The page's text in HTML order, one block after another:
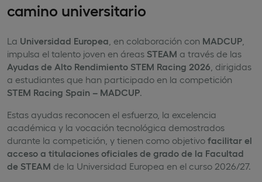
camino universitario
La Universidad Europea , en colaboración con MADCUP
impulsa el talento joven en áreas STEAM a través de las
Ayudas de Alto Rendimiento STEM Racing 2026 , dirigidas
a estudiantes que han participado en la competición
STEM Racing Spain – MADCUP.
Estas ayudas reconocen el esfuerzo, la excelencia
académica y la vocación tecnológica demostrados
durante la competición, y tienen como objetivo facilitar el
acceso a titulaciones oficiales de grado de la Facultad
de STEAM de la Universidad Europea en el curso 2026/27.